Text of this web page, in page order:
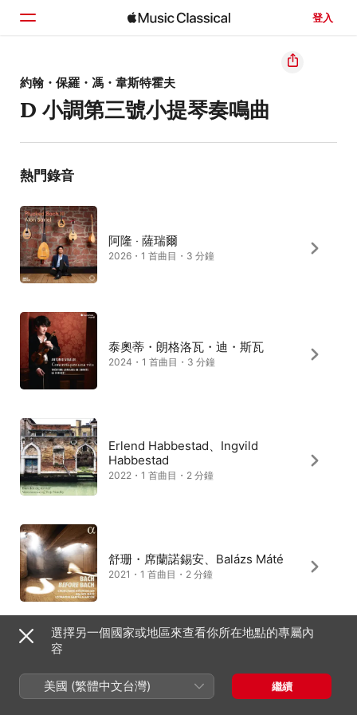
登入
首頁
瀏覽
搜尋
約翰・保羅・馮・韋斯特霍夫
D 小調第三號小提琴奏鳴曲
熱門錄音
阿隆 ‧ 薩瑞爾
2026・1 首曲目・3 分鐘
泰奧蒂・朗格洛瓦・迪・斯瓦
2024・1 首曲目・3 分鐘
Erlend Habbestad、Ingvild
Habbestad
2022・1 首曲目・2 分鐘
舒珊・席蘭諾錫安、Balázs Máté
2021・1 首曲目・2 分鐘
English (UK)
選擇另一個國家或地區來查看你所在地點的專屬內
容
美國 (繁體中文台灣) 繼續